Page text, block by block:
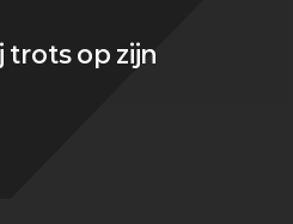
trots op zijn